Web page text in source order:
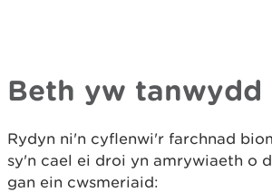
Beth yw tanwydd
Rydyn ni'n cyflenwi'r farchnad
sy'n cael ei droi yn amrywiaeth o
gan ein cwsmeriaid: